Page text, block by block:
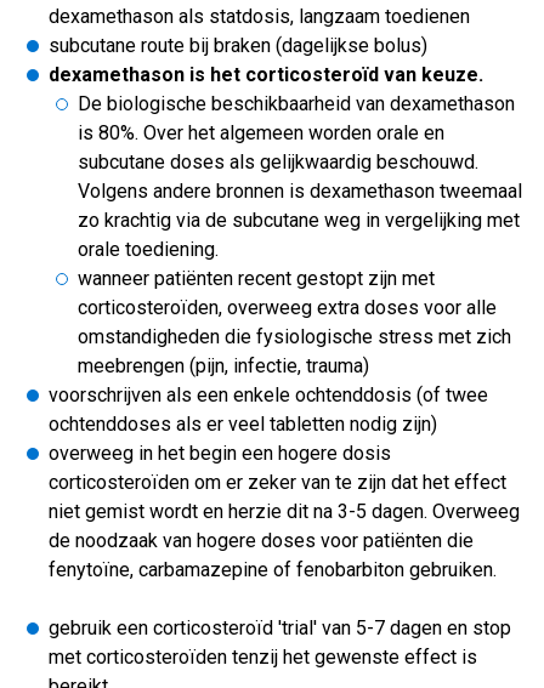
dexamethason als statdosis, langzaam toedienen
subcutane route bij braken (dagelijkse bolus)
dexamethason is het corticosteroïd van keuze.
De biologische beschikbaarheid van dexamethason
is 80%. Over het algemeen worden orale en
subcutane doses als gelijkwaardig beschouwd.
Volgens andere bronnen is dexamethason tweemaal
zo krachtig via de subcutane weg in vergelijking met
orale toediening.
wanneer patiënten recent gestopt zijn met
corticosteroïden, overweeg extra doses voor alle
omstandigheden die fysiologische stress met zich
meebrengen (pijn, infectie, trauma)
voorschrijven als een enkele ochtenddosis (of twee
ochtenddoses als er veel tabletten nodig zijn)
overweeg in het begin een hogere dosis
corticosteroïden om er zeker van te zijn dat het effect
niet gemist wordt en herzie dit na 3-5 dagen. Overweeg
de noodzaak van hogere doses voor patiënten die
fenytoïne, carbamazepine of fenobarbiton gebruiken.
gebruik een corticosteroïd 'trial' van 5-7 dagen en stop
met corticosteroïden tenzij het gewenste effect is